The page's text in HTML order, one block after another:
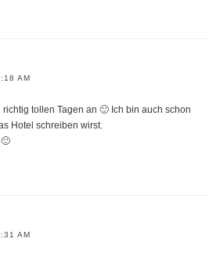
AM
tollen Tagen an 🙂 Ich bin auch schon
Hotel schreiben wirst.
AM